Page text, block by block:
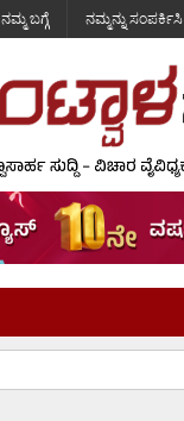
ನಮ್ಮ ಬಗ್ಗೆ ನಮ್ಮನ್ನು ಸಂಪರ್ಕಿಸಿ